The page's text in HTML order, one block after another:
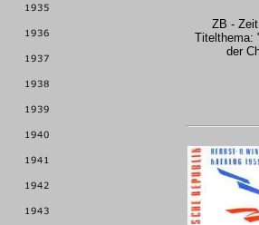
ZB -
Titelthema:
der